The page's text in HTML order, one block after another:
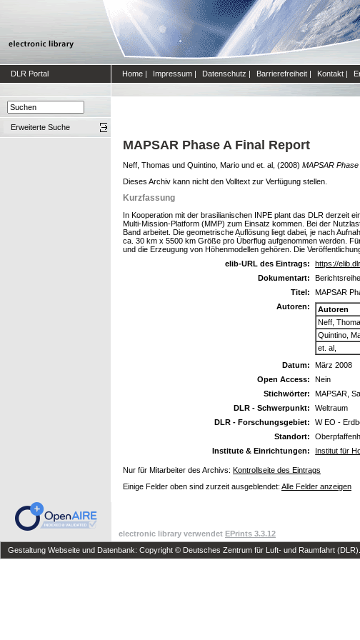
DLR Portal Home | Impressum | Datenschutz | Barrierefreiheit | Kontakt |
Erweiterte Suche
MAPSAR Phase A Final Report
Neff, Thomas und Quintino, Mario und et. al, (2008) MAPSAR
Dieses Archiv kann nicht den Volltext zur Verfügung stellen.
Kurzfassung
In Kooperation mit der brasilianischen INPE plant das DLR derzeit
Multi-Mission-Platform (MMP) zum Einsatz kommen. Bei der
Band arbeitet. Die geometrische Auflösung liegt dabei, je nach
ca. 30 km x 5500 km Größe pro Überflug aufgenommen werden.
und die Erzeugung von Höhenmodellen gehören. Die
elib-URL des Eintrags:
https://
Dokumentart:
Titel:
MAPSAR
Autoren:
Autoren
Neff,
Quintino,
et. al,
Datum:
März 2008
Open Access:
Nein
Stichwörter:
MAPSAR,
DLR - Schwerpunkt:
Weltraum
DLR - Forschungsgebiet:
W EO -
Standort:
Institute & Einrichtungen:
Institut für
Nur für Mitarbeiter des Archivs: Kontrollseite des Eintrags
Einige Felder oben sind zurzeit ausgeblendet: Alle Felder anzeigen
electronic library verwendet EPrints 3.3.12
Gestaltung Webseite und Datenbank: Copyright © Deutsches Zentrum für Luft- und Raumfahrt